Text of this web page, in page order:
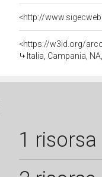
<https://w3id.org/
Italia, Campania,
1 risorsa